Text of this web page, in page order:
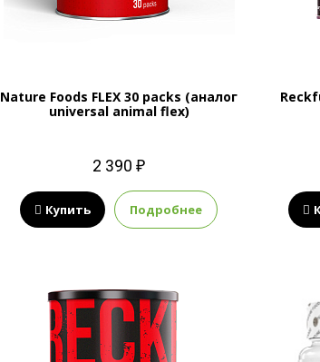
Nature Foods FLEX 30 packs (аналог
universal animal flex)
2 390 ₽
Купить Подробнее